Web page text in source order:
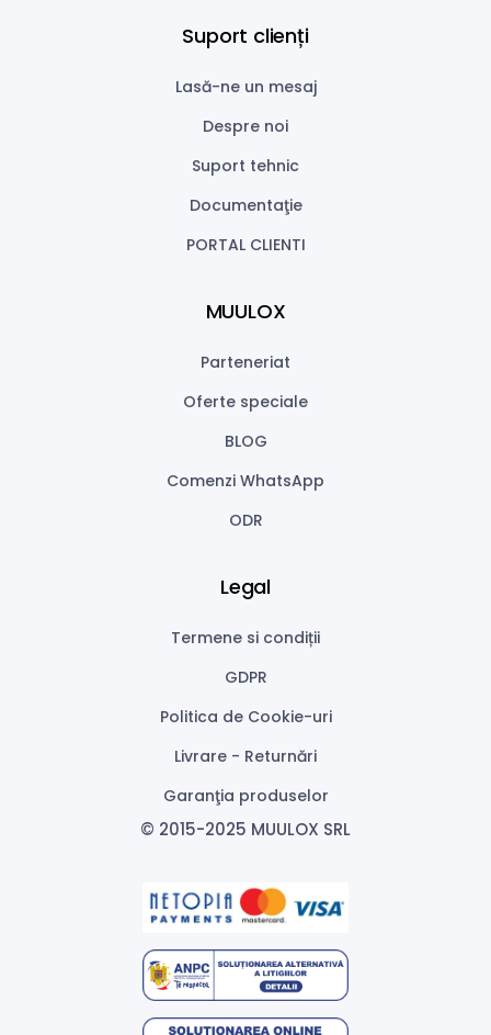
Suport clienți
Lasă-ne un mesaj
Despre noi
Suport tehnic
Documentaţie
PORTAL CLIENTI
MUULOX
Parteneriat
Oferte speciale
BLOG
Comenzi WhatsApp
ODR
Legal
Termene si condiții
GDPR
Politica de Cookie-uri
Livrare - Returnări
Garanţia produselor
© 2015-2025 MUULOX SRL